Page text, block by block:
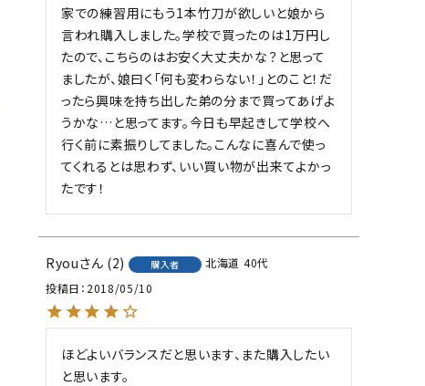
家での練習用にもう1本竹刀が欲しいと娘から
言われ購入しました。学校で買ったのは1万円し
たので、こちらのはお安く大丈夫かな？と思って
ましたが、娘曰く「何も変わらない！」とのこと！だ
ったら興味を持ち出した弟の分まで買ってあげよ
うかな…と思ってます。今日も早起きして学校へ
行く前に素振りしてました。こんなに喜んで使っ
てくれるとは思わず、いい買い物が出来てよかっ
たです！
Ryou 2 購入者 北海道 40代
投稿日 2018/05/10
ほどよいバランスだと思います、また購入したい
と思います。